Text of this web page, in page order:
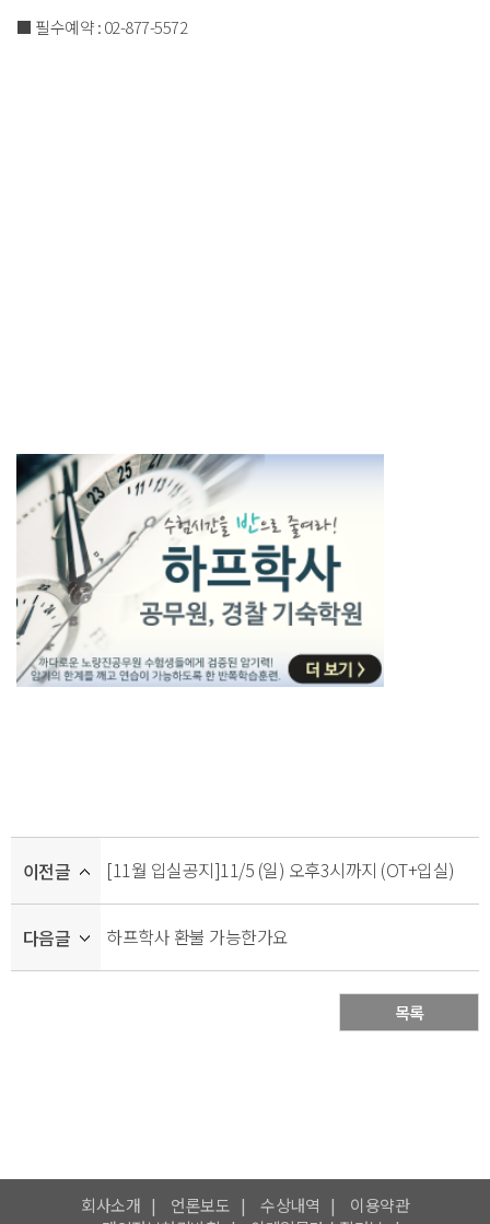
■ 필수예약 : 02-877-5572
이전글 [11월 입실공지]11/5 (일) 오후3시까지 (OT+입실)
다음글 하프학사 환불 가능한가요
목록
회사소개 언론보도 수상내역
이용약관